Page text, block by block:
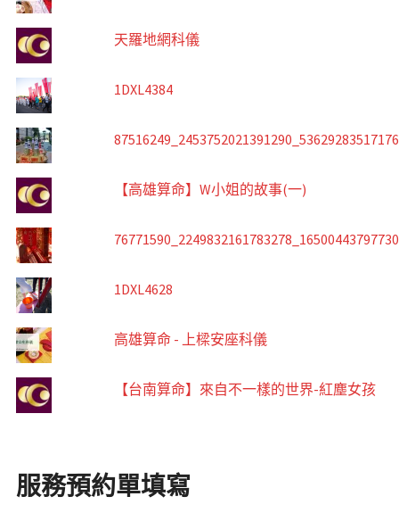
天羅地網科儀
1DXL4384
【高雄算命】W小姐的故事(一)
1DXL4628
高雄算命 - 上樑安座科儀
【台南算命】來自不一樣的世界-紅塵女孩
服務預約單填寫